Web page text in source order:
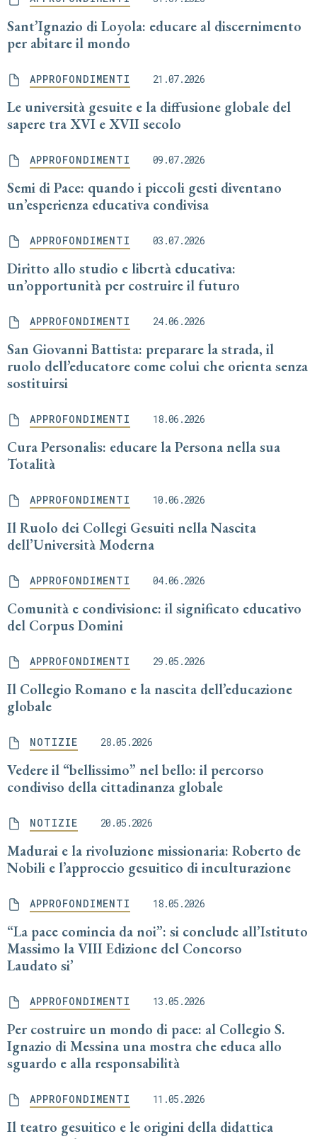
Sant’Ignazio di Loyola: educare al discernimento
per abitare il mondo
APPROFONDIMENTI 21.07.2026
Le università gesuite e la diffusione globale del
sapere tra XVI e XVII secolo
APPROFONDIMENTI 09.07.2026
Semi di Pace: quando i piccoli gesti diventano
un’esperienza educativa condivisa
APPROFONDIMENTI 03.07.2026
Diritto allo studio e libertà educativa:
un’opportunità per costruire il futuro
APPROFONDIMENTI 24.06.2026
San Giovanni Battista: preparare la strada, il
ruolo dell’educatore come colui che orienta senza
sostituirsi
APPROFONDIMENTI 18.06.2026
Cura Personalis: educare la Persona nella sua
Totalità
APPROFONDIMENTI 10.06.2026
Il Ruolo dei Collegi Gesuiti nella Nascita
dell’Università Moderna
APPROFONDIMENTI 04.06.2026
Comunità e condivisione: il significato educativo
del Corpus Domini
APPROFONDIMENTI 29.05.2026
Il Collegio Romano e la nascita dell’educazione
globale
NOTIZIE 28.05.2026
Vedere il “bellissimo” nel bello: il percorso
condiviso della cittadinanza globale
NOTIZIE 20.05.2026
Madurai e la rivoluzione missionaria: Roberto de
Nobili e l’approccio gesuitico di inculturazione
APPROFONDIMENTI 18.05.2026
“La pace comincia da noi”: si conclude all’Istituto
Massimo la VIII Edizione del Concorso
Laudato si’
APPROFONDIMENTI 13.05.2026
Per costruire un mondo di pace: al Collegio S.
Ignazio di Messina una mostra che educa allo
sguardo e alla responsabilità
APPROFONDIMENTI 11.05.2026
Il teatro gesuitico e le origini della didattica